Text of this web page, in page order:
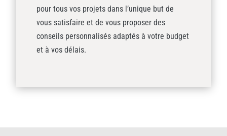
pour tous vos projets dans l’unique but de
vous satisfaire et de vous proposer des
conseils personnalisés adaptés à votre budget
et à vos délais.